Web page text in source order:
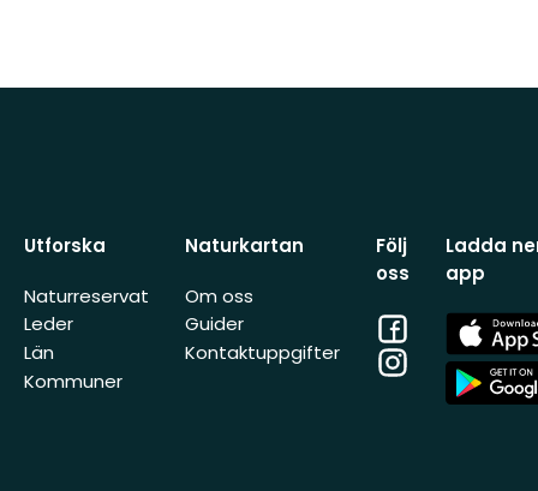
Utforska
Naturreservat
Leder
Län
Kommuner
Naturkartan
Om oss
Guider
Kontaktuppgifter
Följ
oss
Facebook
Instagram
Ladda
app
App
Store
App
Store